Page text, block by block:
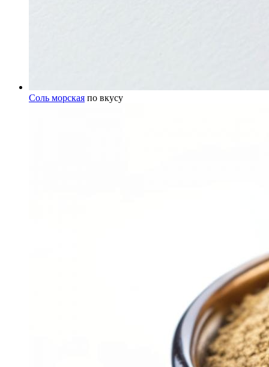
Соль морская по вкусу